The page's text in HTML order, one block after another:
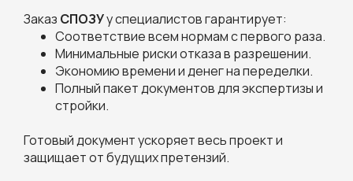
Заказ СПОЗУу специалистов гарантирует:
Соответствие всем нормам с первого раза.
Минимальные риски отказа в разрешении.
Экономию времени и денег на переделки.
Полный пакет документов для экспертизы и
стройки.
Готовый документ ускоряет весь проект и
защищает от будущих претензий.